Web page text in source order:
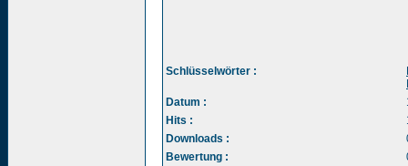
Schlüsselwörter :
Datum :
Hits :
Downloads :
Bewertung :